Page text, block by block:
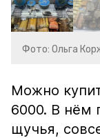
Фото: Ольга
Можно
6000. В нём
щучья,